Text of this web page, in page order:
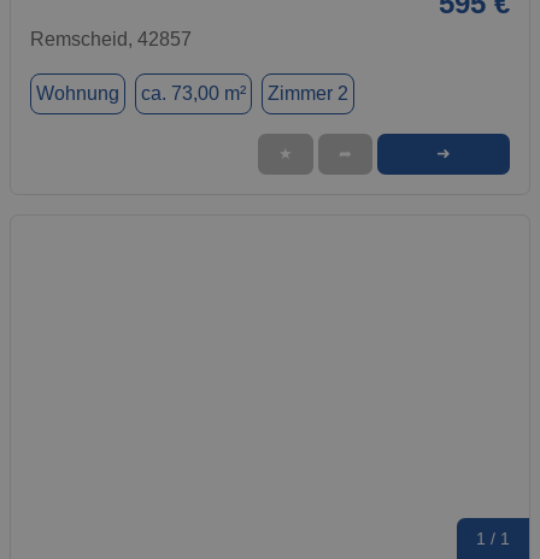
Remscheid, 42857
Wohnung ca. 73,00 m² Zimmer 2
★ ➦ ➜
1 / 1